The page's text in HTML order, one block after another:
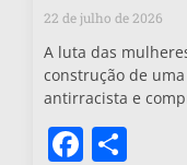
22 de julho de 2026
A luta das
construção de
antirracista e